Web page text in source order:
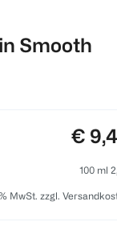
Smooth
€
100 ml
MwSt. zzgl.